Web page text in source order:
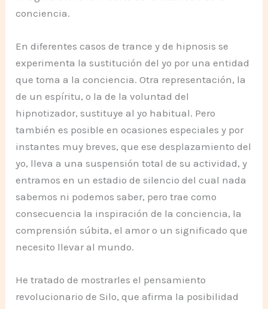
conciencia.
En diferentes casos de trance y de hipnosis se
experimenta la sustitución del yo por una entidad
que toma a la conciencia. Otra representación, la
de un espíritu, o la de la voluntad del
hipnotizador, sustituye al yo habitual. Pero
también es posible en ocasiones especiales y por
instantes muy breves, que ese desplazamiento del
yo, lleva a una suspensión total de su actividad, y
entramos en un estadio de silencio del cual nada
sabemos ni podemos saber, pero trae como
consecuencia la inspiración de la conciencia, la
comprensión súbita, el amor o un significado que
necesito llevar al mundo.
He tratado de mostrarles el pensamiento
revolucionario de Silo, que afirma la posibilidad